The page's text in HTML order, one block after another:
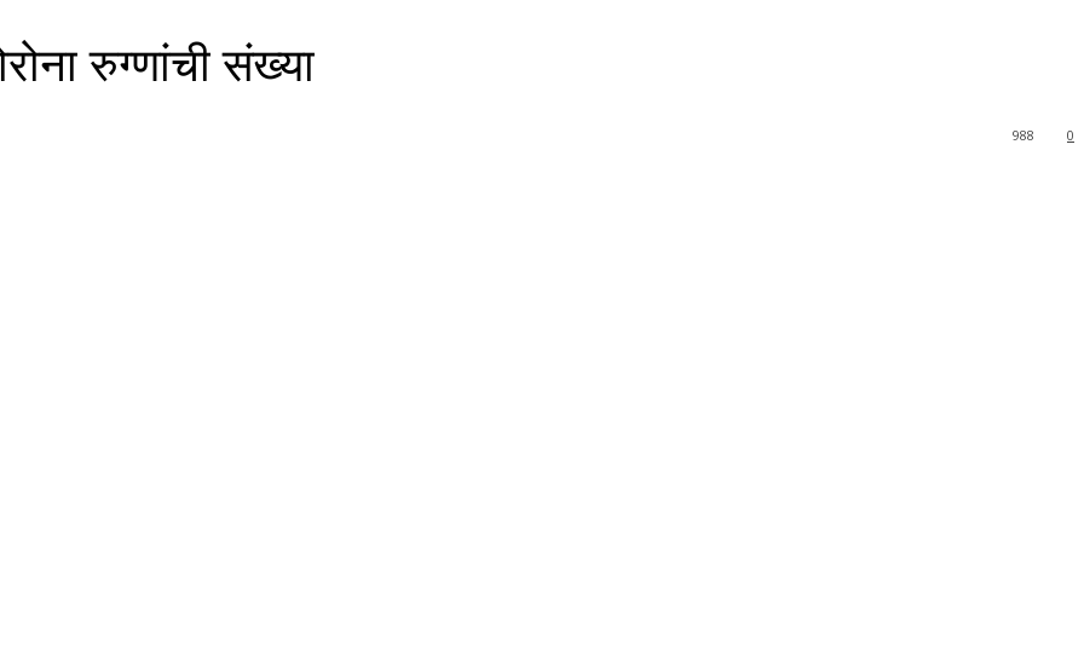
रुग्णांची संख्या
0
988